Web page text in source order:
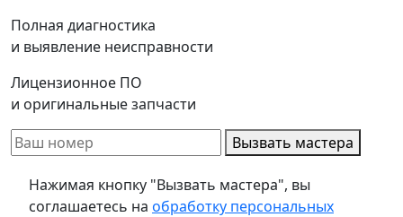
Полная диагностика
и выявление неисправности
Лицензионное ПО
и оригинальные запчасти
Вызвать мастера
Нажимая кнопку "Вызвать мастера", вы
соглашаетесь на обработку персональных